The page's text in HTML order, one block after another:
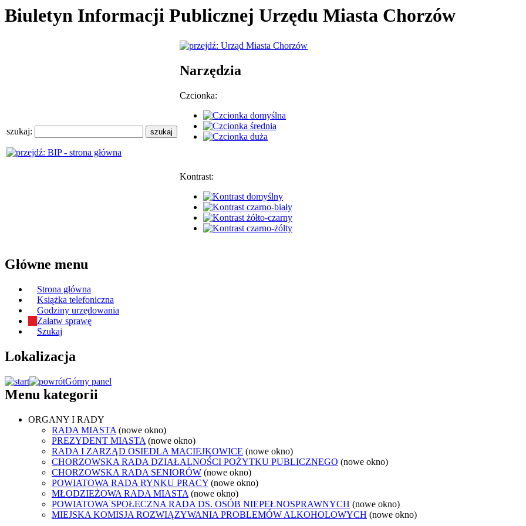
Biuletyn Informacji Publicznej Urzędu Miasta Chorzów
szukaj:
Narzędzia
Czcionka:
Kontrast:
Główne menu
Strona główna
Książka telefoniczna
Godziny urzędowania
Załatw sprawę
Szukaj
Lokalizacja
Górny panel
Menu kategorii
ORGANY I RADY
RADA MIASTA (nowe okno)
PREZYDENT MIASTA (nowe okno)
RADA I ZARZĄD OSIEDLA MACIEJKOWICE (nowe okno)
CHORZOWSKA RADA DZIAŁALNOŚCI POŻYTKU PUBLICZNEGO (nowe okno)
CHORZOWSKA RADA SENIORÓW (nowe okno)
POWIATOWA RADA RYNKU PRACY (nowe okno)
MŁODZIEŻOWA RADA MIASTA (nowe okno)
POWIATOWA SPOŁECZNA RADA DS. OSÓB NIEPEŁNOSPRAWNYCH (nowe okno)
MIEJSKA KOMISJA ROZWIĄZYWANIA PROBLEMÓW ALKOHOLOWYCH (nowe okno)